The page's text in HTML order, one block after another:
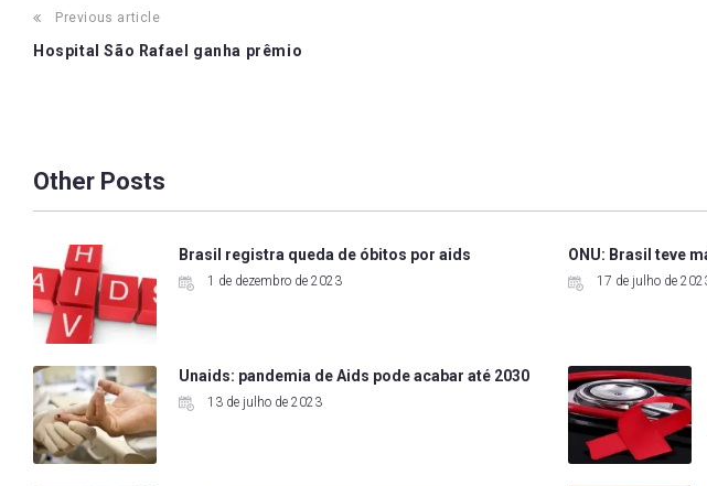
Post
navigation
Previous article
Hospital São Rafael ganha prêmio
Other Posts
Brasil registra queda de óbitos por aids
1 de dezembro de 2023
ONU: Brasil teve
17 de julho de
Unaids: pandemia de Aids pode acabar até 2030
13 de julho de 2023